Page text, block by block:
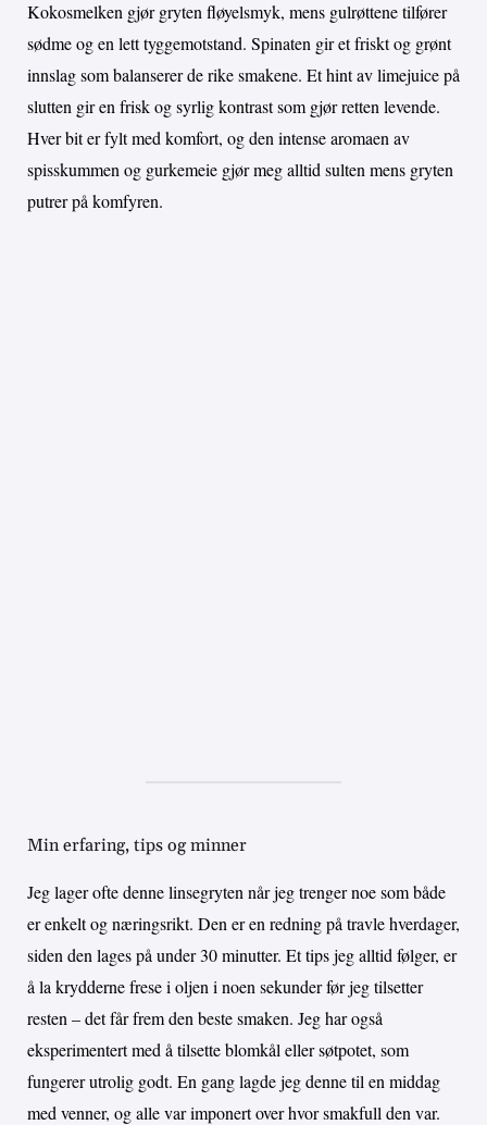
Kokosmelken gjør gryten fløyelsmyk, mens gulrøttene tilfører
sødme og en lett tyggemotstand. Spinaten gir et friskt og grønt
innslag som balanserer de rike smakene. Et hint av limejuice på
slutten gir en frisk og syrlig kontrast som gjør retten levende.
Hver bit er fylt med komfort, og den intense aromaen av
spisskummen og gurkemeie gjør meg alltid sulten mens gryten
putrer på komfyren.
Min erfaring, tips og minner
Jeg lager ofte denne linsegryten når jeg trenger noe som både
er enkelt og næringsrikt. Den er en redning på travle hverdager,
siden den lages på under 30 minutter. Et tips jeg alltid følger, er
å la krydderne frese i oljen i noen sekunder før jeg tilsetter
resten – det får frem den beste smaken. Jeg har også
eksperimentert med å tilsette blomkål eller søtpotet, som
fungerer utrolig godt. En gang lagde jeg denne til en middag
med venner, og alle var imponert over hvor smakfull den var.